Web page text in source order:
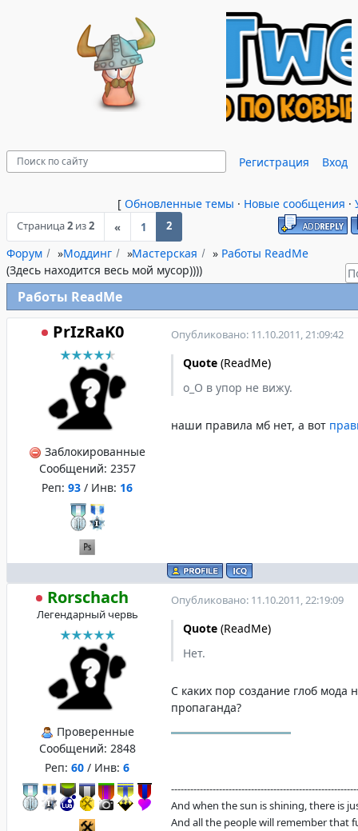
Регистрация Вход
[ Обновленные темы · Новые сообщения ·
Страница2 из2 « 1 2
Форум »Моддинг »Мастерская » Работы ReadMe
(Здесь находится весь мой мусор))))
Работы ReadMe
PrIzRaK0
Заблокированные
Сообщений: 2357
Реп: 93 / Инв: 16
Опубликовано: 11.10.2011, 21:09:42
Quote (ReadMe)
о_О в упор не вижу.
наши правила мб нет, а вот
Rorschach
Легендарный червь
Проверенные
Сообщений: 2848
Реп: 60 / Инв: 6
Опубликовано: 11.10.2011, 22:19:09
Quote (ReadMe)
Нет.
С каких пор создание глоб мода
пропаганда?
And when the sun is shining, there is
And all the people will remember that